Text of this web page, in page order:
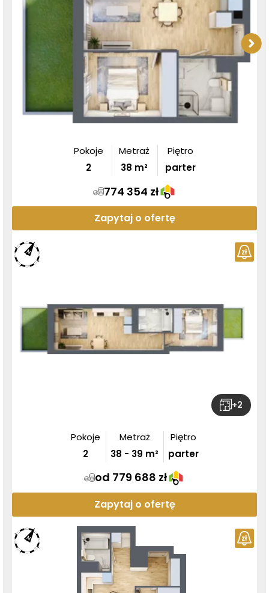
Pokoje
2
Metraż
38 m²
Piętro
parter
774 354 zł
Zapytaj o ofertę
+2
Pokoje
2
Metraż
38 - 39 m²
Piętro
parter
od 779 688 zł
Zapytaj o ofertę